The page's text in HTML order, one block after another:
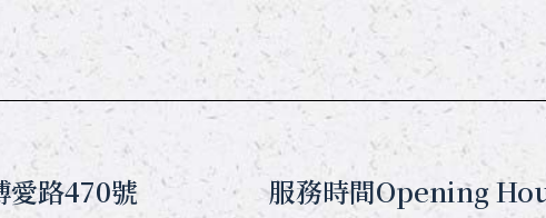
愛路470號
服務時間Opening